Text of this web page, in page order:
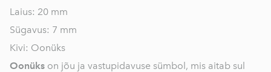
Laius: 20 mm
Sügavus: 7 mm
Kivi: Oonüks
Oonüks on jõu ja vastupidavuse sümbol, mis aitab sul